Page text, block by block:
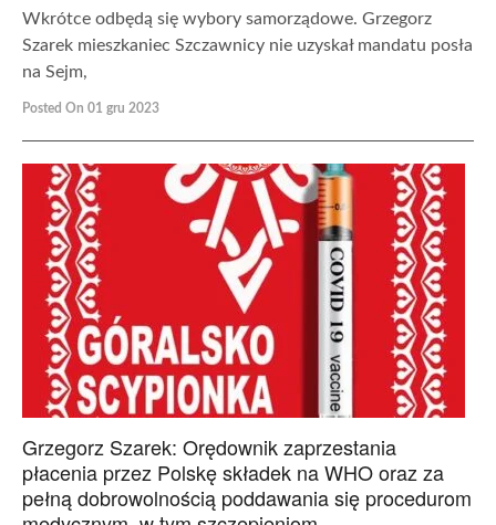
Wkrótce odbędą się wybory samorządowe. Grzegorz
Szarek mieszkaniec Szczawnicy nie uzyskał mandatu posła
na Sejm,
Posted On 01 gru 2023
Grzegorz Szarek: Orędownik zaprzestania
płacenia przez Polskę składek na WHO oraz za
pełną dobrowolnością poddawania się procedurom